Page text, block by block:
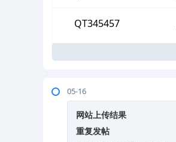
QT345457
05-16
网站上传结果
重复发帖